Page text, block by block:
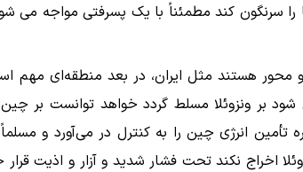
را سرنگون کند مطمئناً با یک پسرفتی مواجه می
هستند مثل ایران، در بعد منطقه‌ای مهم
شود بر ونزوئلا مسلط گردد خواهد توانست بر
تأمین انرژی چین را به کنترل در می‌آورد و
اخراج نکند تحت فشار شدید و آزار و اذیت قرار